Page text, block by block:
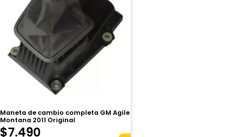
Maneta de cambio completa GM Agile
Montana 2011 Original
$7.490